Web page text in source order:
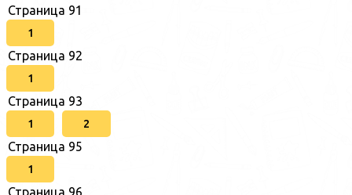
Страница 91
1
Страница 92
1
Страница 93
1 2
Страница 95
1
Страница 96